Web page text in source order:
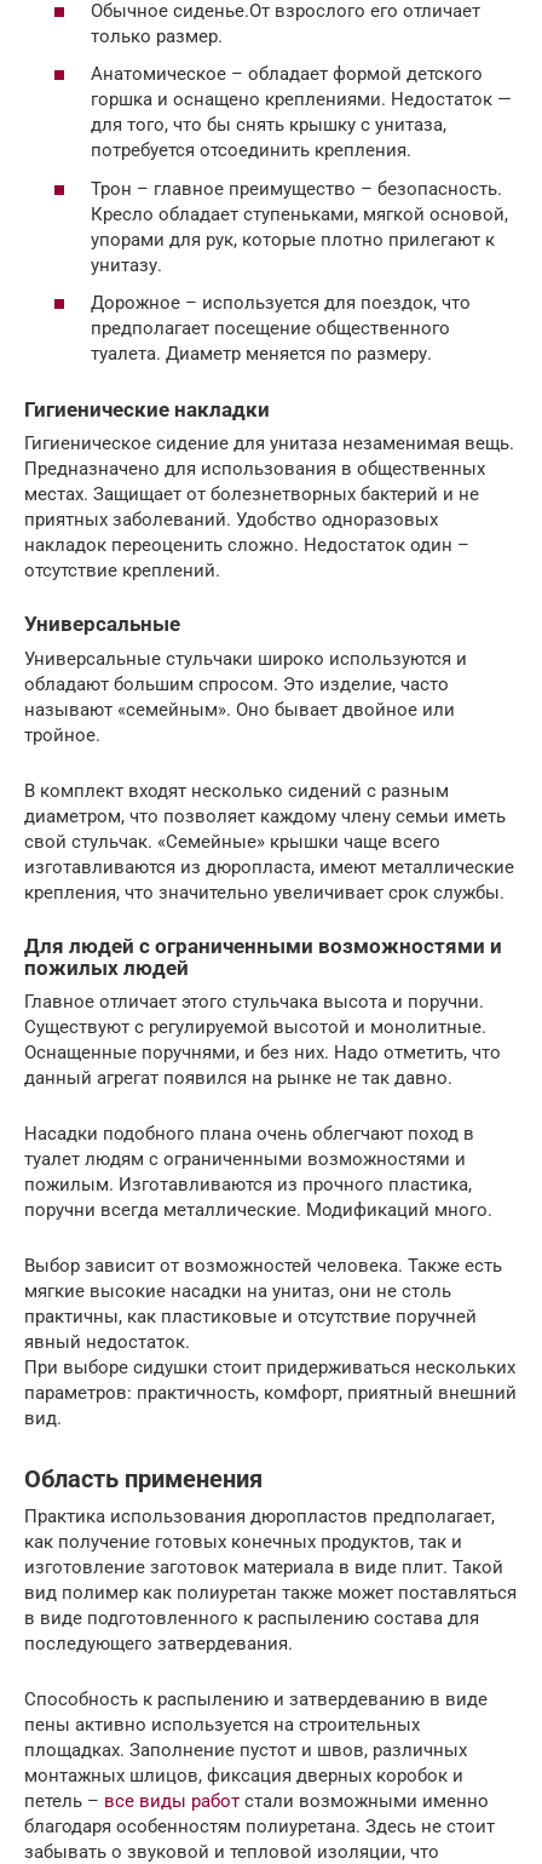
Обычное сиденье.От взрослого его отличает
только размер.
Анатомическое – обладает формой детского
горшка и оснащено креплениями. Недостаток —
для того, что бы снять крышку с унитаза,
потребуется отсоединить крепления.
Трон – главное преимущество – безопасность.
Кресло обладает ступеньками, мягкой основой,
упорами для рук, которые плотно прилегают к
унитазу.
Дорожное – используется для поездок, что
предполагает посещение общественного
туалета. Диаметр меняется по размеру.
Гигиенические накладки
Гигиеническое сидение для унитаза незаменимая вещь.
Предназначено для использования в общественных
местах. Защищает от болезнетворных бактерий и не
приятных заболеваний. Удобство одноразовых
накладок переоценить сложно. Недостаток один –
отсутствие креплений.
Универсальные
Универсальные стульчаки широко используются и
обладают большим спросом. Это изделие, часто
называют «семейным». Оно бывает двойное или
тройное.
В комплект входят несколько сидений с разным
диаметром, что позволяет каждому члену семьи иметь
свой стульчак. «Семейные» крышки чаще всего
изготавливаются из дюропласта, имеют металлические
крепления, что значительно увеличивает срок службы.
Для людей с ограниченными возможностями и
пожилых людей
Главное отличает этого стульчака высота и поручни.
Существуют с регулируемой высотой и монолитные.
Оснащенные поручнями, и без них. Надо отметить, что
данный агрегат появился на рынке не так давно.
Насадки подобного плана очень облегчают поход в
туалет людям с ограниченными возможностями и
пожилым. Изготавливаются из прочного пластика,
поручни всегда металлические. Модификаций много.
Выбор зависит от возможностей человека. Также есть
мягкие высокие насадки на унитаз, они не столь
практичны, как пластиковые и отсутствие поручней
явный недостаток.
При выборе сидушки стоит придерживаться нескольких
параметров: практичность, комфорт, приятный внешний
вид.
Область применения
Практика использования дюропластов предполагает,
как получение готовых конечных продуктов, так и
изготовление заготовок материала в виде плит. Такой
вид полимер как полиуретан также может поставляться
в виде подготовленного к распылению состава для
последующего затвердевания.
Способность к распылению и затвердеванию в виде
пены активно используется на строительных
площадках. Заполнение пустот и швов, различных
монтажных шлицов, фиксация дверных коробок и
петель – все виды работ стали возможными именно
благодаря особенностям полиуретана. Здесь не стоит
забывать о звуковой и тепловой изоляции, что